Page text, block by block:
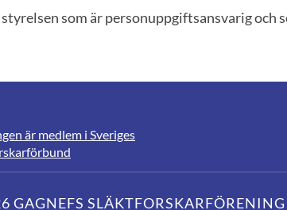
som är personuppgiftsansvarig och
är medlem i Sveriges
GAGNEFS SLÄKTFORSKARFÖRENING